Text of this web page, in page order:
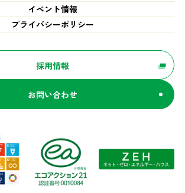
イベント情報
プライバシーポリシー
採用情報
お問い合わせ